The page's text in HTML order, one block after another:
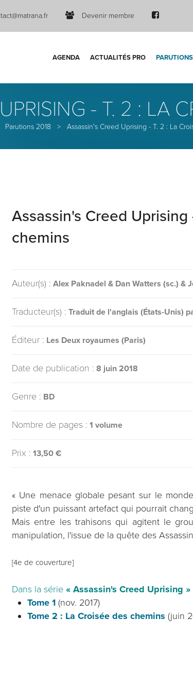
Devenir membre
AGENDA ACTUALITÉS PRO PARUTIONS
- T. 2 : LA
Parutions 2018 > Assassin's Creed Uprising - T. 2 : La
Assassin's Creed Uprising
chemins
Auteur(s) : Alex Paknadel & Dan Watters (sc.) &
Traducteur(s) : Traduit de l'anglais (États-Unis)
Éditeur : Les Deux royaumes (Paris)
Date de publication : 8 juin 2018
Genre : BD
Nombre de pages : 1 volume
Prix : 13,50 €
« Une menace globale pesant sur le
piste d'un puissant artefact qui pourrait
Mais entre les trahisons qui agitent le
manipulation, l'issue de la quête des
[4e de couverture]
Dans la série « Assassin's Creed Uprising »
Tome 1 (nov. 2017)
Tome 2 : La Croisée des chemins (juin